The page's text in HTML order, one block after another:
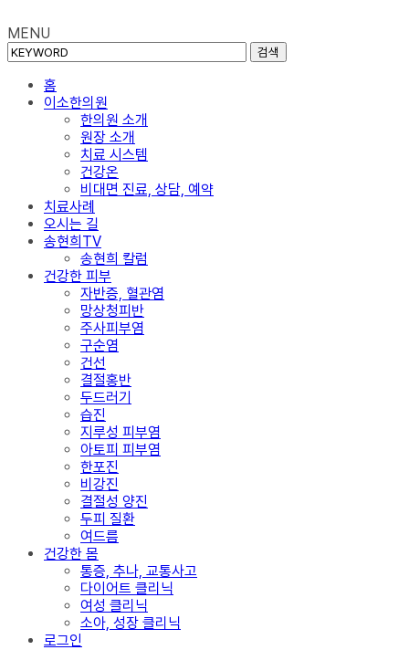
MENU
검색
홈
이소한의원
한의원 소개
원장 소개
치료 시스템
건강온
비대면 진료, 상담, 예약
치료사례
오시는 길
송현희TV
송현희 칼럼
건강한 피부
자반증, 혈관염
망상청피반
주사피부염
구순염
건선
결절홍반
두드러기
습진
지루성 피부염
아토피 피부염
한포진
비강진
결절성 양진
두피 질환
여드름
건강한 몸
통증, 추나, 교통사고
다이어트 클리닉
여성 클리닉
소아, 성장 클리닉
로그인